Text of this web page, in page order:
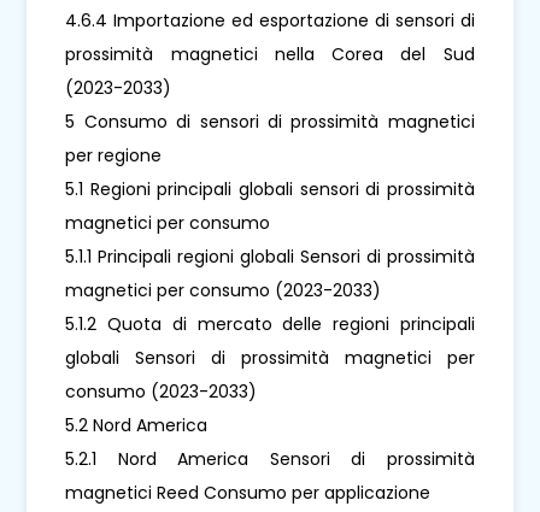
4.6.4 Importazione ed esportazione di sensori di
prossimità magnetici nella Corea del Sud
(2023-2033)
5 Consumo di sensori di prossimità magnetici
per regione
5.1 Regioni principali globali sensori di prossimità
magnetici per consumo
5.1.1 Principali regioni globali Sensori di prossimità
magnetici per consumo (2023-2033)
5.1.2 Quota di mercato delle regioni principali
globali Sensori di prossimità magnetici per
consumo (2023-2033)
5.2 Nord America
5.2.1 Nord America Sensori di prossimità
magnetici Reed Consumo per applicazione